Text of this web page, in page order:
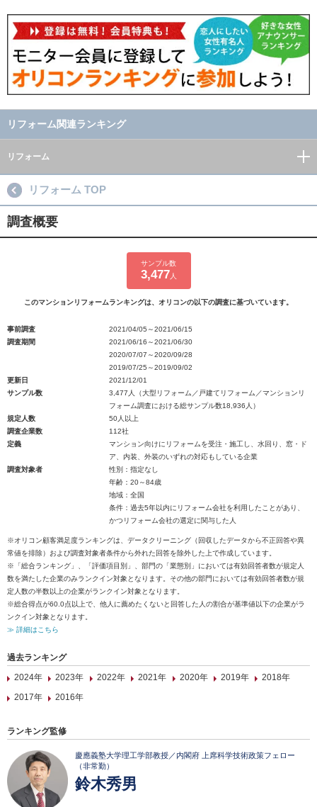
リフォーム関連ランキング
リフォーム
リフォーム TOP
調査概要
サンプル数
3,477 人
このマンションリフォームランキングは、オリコンの以下の調査に基づいています。
事前調査
2021/04/05～2021/06/15
調査期間
2021/06/16～2021/06/30
2020/07/07～2020/09/28
2019/07/25～2019/09/02
更新日
2021/12/01
サンプル数
3,477人（大型リフォーム／戸建てリフォーム／マンションリ
フォーム調査における総サンプル数18,936人）
規定人数
50人以上
調査企業数
112社
定義
マンション向けにリフォームを受注・施工し、水回り、窓・ド
ア、内装、外装のいずれの対応もしている企業
調査対象者
性別：指定なし
年齢：20～84歳
地域：全国
条件：過去5年以内にリフォーム会社を利用したことがあり、
かつリフォーム会社の選定に関与した人
※オリコン顧客満足度ランキングは、データクリーニング（回収したデータから不正回答や異
常値を排除）および調査対象者条件から外れた回答を除外した上で作成しています。
※「総合ランキング」、「評価項目別」、部門の「業態別」においては有効回答者数が規定人
数を満たした企業のみランクイン対象となります。その他の部門においては有効回答者数が規
定人数の半数以上の企業がランクイン対象となります。
※総合得点が60.0点以上で、他人に薦めたくないと回答した人の割合が基準値以下の企業がラ
ンクイン対象となります。
≫ 詳細はこちら
過去ランキング
2024年
2023年 2022年 2021年 2020年 2019年
2018年
2017年
2016年
ランキング監修
慶應義塾大学理工学部教授／内閣府 上席科学技術政策フェロー
（非常勤）
鈴木秀男